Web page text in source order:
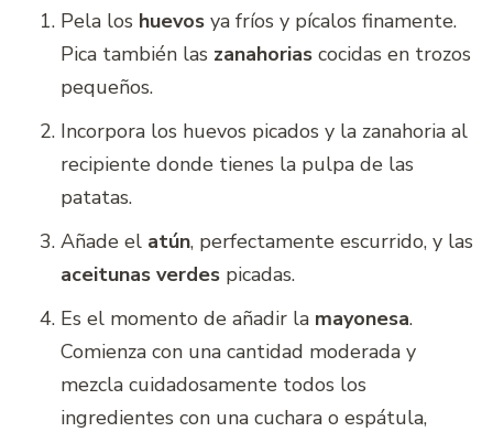
Pela los huevos ya fríos y pícalos finamente.
Pica también las zanahorias cocidas en trozos
pequeños.
Incorpora los huevos picados y la zanahoria al
recipiente donde tienes la pulpa de las
patatas.
Añade el atún, perfectamente escurrido, y las
aceitunas verdes picadas.
Es el momento de añadir la mayonesa.
Comienza con una cantidad moderada y
mezcla cuidadosamente todos los
ingredientes con una cuchara o espátula,